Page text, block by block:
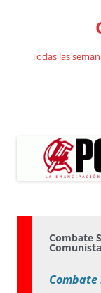
Todas las
Combate